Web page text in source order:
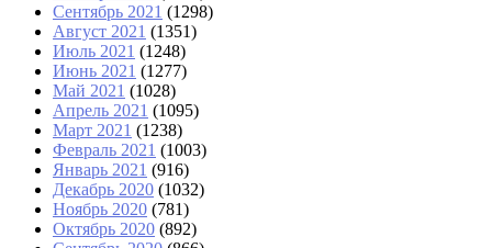
Сентябрь 2021 (1298)
Август 2021 (1351)
Июль 2021 (1248)
Июнь 2021 (1277)
Май 2021 (1028)
Апрель 2021 (1095)
Март 2021 (1238)
Февраль 2021 (1003)
Январь 2021 (916)
Декабрь 2020 (1032)
Ноябрь 2020 (781)
Октябрь 2020 (892)